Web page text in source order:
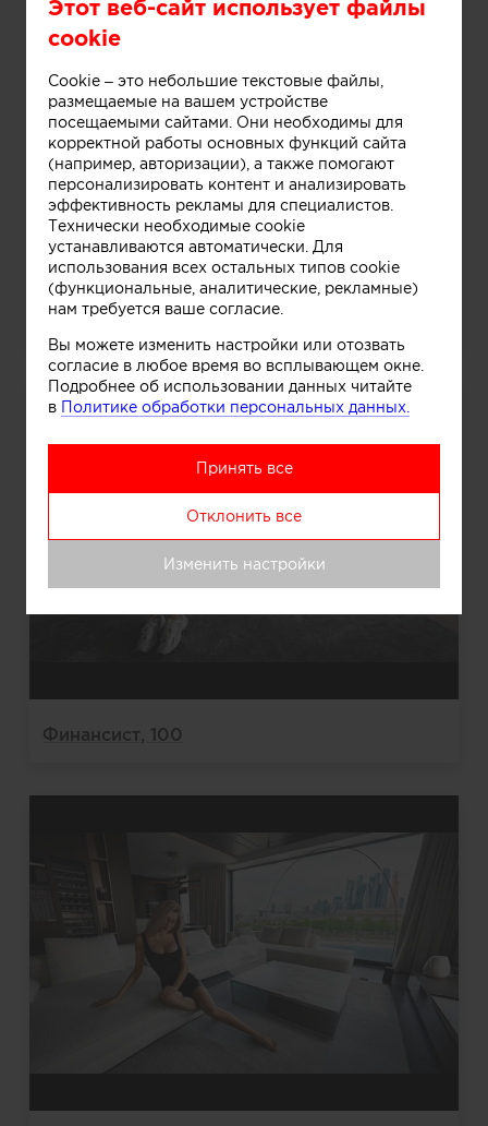
BOCA ROOM
Финансист, 100
Этот веб-сайт использует файлы
cookie
Cookie – это небольшие текстовые файлы,
размещаемые на вашем устройстве
посещаемыми сайтами. Они необходимы для
корректной работы основных функций сайта
(например, авторизации), а также помогают
персонализировать контент и анализировать
эффективность рекламы для специалистов.
Технически необходимые cookie
устанавливаются автоматически. Для
использования всех остальных типов cookie
(функциональные, аналитические, рекламные)
нам требуется ваше согласие.
Вы можете изменить настройки или отозвать
согласие в любое время во всплывающем окне.
Подробнее об использовании данных читайте
в Политике обработки персональных данных.
Принять все
Отклонить все
Изменить настройки